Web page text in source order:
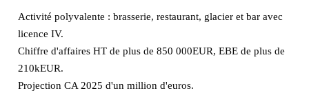
Activité polyvalente : brasserie, restaurant, glacier et bar avec
licence IV.
Chiffre d'affaires HT de plus de 850 000EUR, EBE de plus de
210kEUR.
Projection CA 2025 d'un million d'euros.